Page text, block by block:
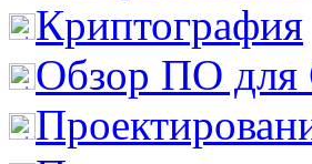
Криптография
Обзор ПО